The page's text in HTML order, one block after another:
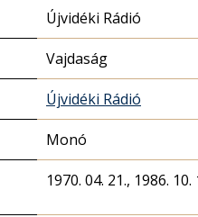
Újvidéki Rádió
Vajdaság
Újvidéki Rádió
Monó
1970. 04. 21., 1986. 10.